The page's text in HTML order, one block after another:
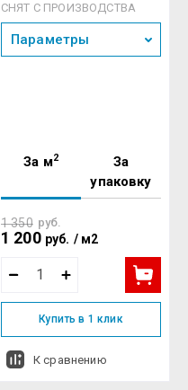
СНЯТ С ПРОИЗВОДСТВА
Параметры
За м2
За
упаковку
1 350 руб.
1 200 руб. / м2
Купить в 1 клик
К сравнению